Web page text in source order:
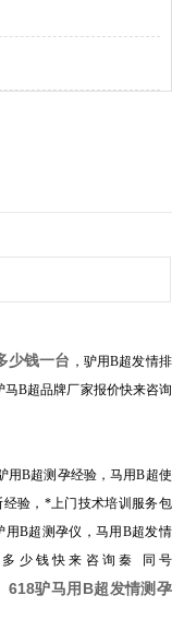
少钱一台 ，驴用B超发情排
B超品牌厂家报价快来咨询
用B超测孕经验，马用B超使
验，*上门技术培训服务包
B超测孕仪，马用B超发情
少钱快来咨询秦 同号
618驴马用B超发情测孕